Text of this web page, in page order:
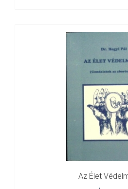
Az Élet